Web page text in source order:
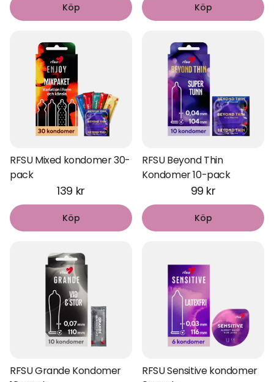
Köp Köp
RFSU Mixed kondomer 30-
pack
139 kr
Köp
RFSU Beyond Thin
Kondomer 10-pack
99 kr
Köp
RFSU Grande Kondomer
RFSU Sensitive kondomer